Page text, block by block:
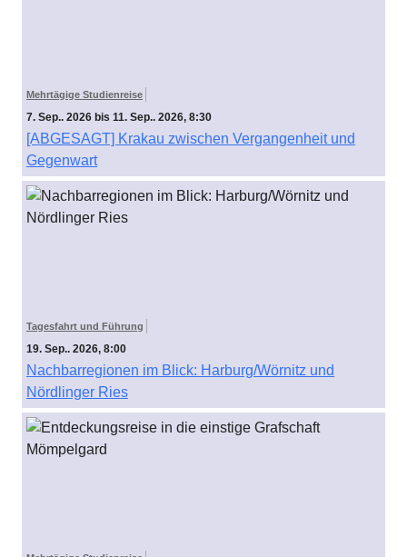
Mehrtägige Studienreise
7. Sep.. 2026 bis 11. Sep.. 2026, 8:30
[ABGESAGT] Krakau zwischen Vergangenheit und
Gegenwart
Tagesfahrt und Führung
19. Sep.. 2026, 8:00
Nachbarregionen im Blick: Harburg/Wörnitz und
Nördlinger Ries